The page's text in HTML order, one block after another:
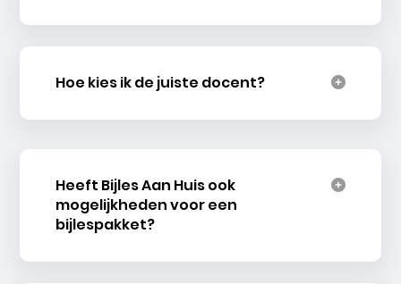
Hoe kies ik de juiste docent?
Heeft Bijles Aan Huis ook
mogelijkheden voor een
bijlespakket?